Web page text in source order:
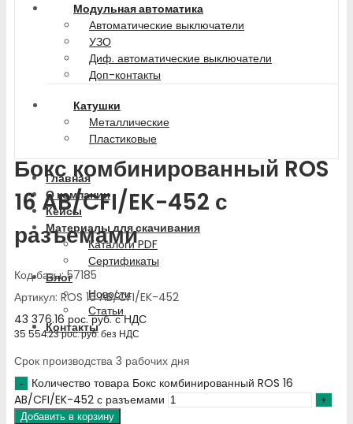
Модульная автоматика
Автоматические выключатели
УЗО
Диф. автоматические выключатели
Доп-контакты
Катушки
Металлические
Пластиковые
Главная
О компании
Кейсы
Материалы для скачивания
Каталоги PDF
Сертификаты
Блог
Новости
Статьи
Контакты
Бокс комбинированный ROS
16 AB/CFI/EK-452 с
разъемами
Код базы: 57185
Артикул: ROS 16 AB/CFI/EK-452
43 376.16 рос. руб.с НДС
35 554.23рос. руб.без НДС
Срок производства 3 рабочих дня
Количество товара Бокс комбинированный ROS 16
AB/CFI/EK-452 с разъемами
Добавить в корзину